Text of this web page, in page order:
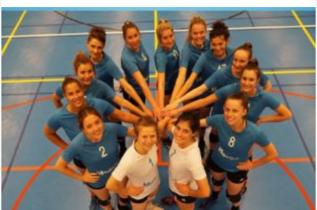
–
Hans
Minten
(Alken)
:
«
S’offrir
un
beau
cadeau
de
Noël
»